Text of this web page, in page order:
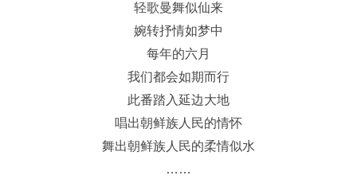
轻歌曼舞似仙来
婉转抒情如梦中
每年的六月
我们都会如期而行
此番踏入延边大地
唱出朝鲜族人民的情怀
舞出朝鲜族人民的柔情似水
……